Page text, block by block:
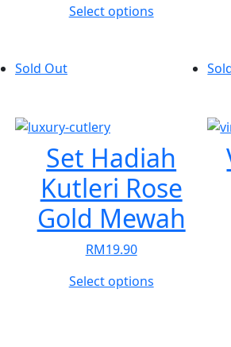
Select optionsThis
multiple
may
be
chosen
on
the
Sold Out
Set Hadiah
Kutleri Rose
Gold Mewah
RM19.90
Select optionsThis